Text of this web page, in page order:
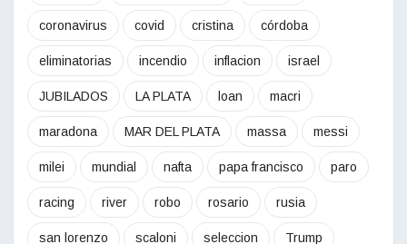
coronavirus covid cristina córdoba
eliminatorias incendio inflacion israel
JUBILADOS LA PLATA loan macri
maradona MAR DEL PLATA massa messi
milei mundial nafta papa francisco paro
racing river robo rosario rusia
san lorenzo scaloni seleccion Trump